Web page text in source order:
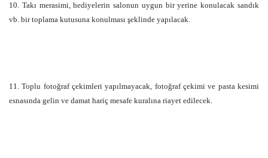
10. Takı merasimi, hediyelerin salonun uygun bir yerine konulacak sandık
vb. bir toplama kutusuna konulması şeklinde yapılacak.
11. Toplu fotoğraf çekimleri yapılmayacak, fotoğraf çekimi ve pasta kesimi
esnasında gelin ve damat hariç mesafe kuralına riayet edilecek.